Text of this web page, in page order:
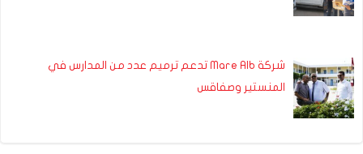
شركة Mare Alb تدعم ترميم عدد من المدارس في
المنستير وصفاقس